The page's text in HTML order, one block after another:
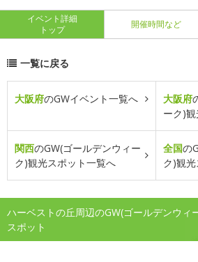
イベント詳細
トップ
開催時間など
一覧に戻る
大阪府のGWイベント一覧へ 大阪府
ーク)
関西のGW(ゴールデンウィー
ク)観光スポット一覧へ
全国の
ク)観
ハーベストの丘周辺のGW(ゴールデンウィ
スポット